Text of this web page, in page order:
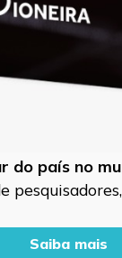
do país no
Saiba mais